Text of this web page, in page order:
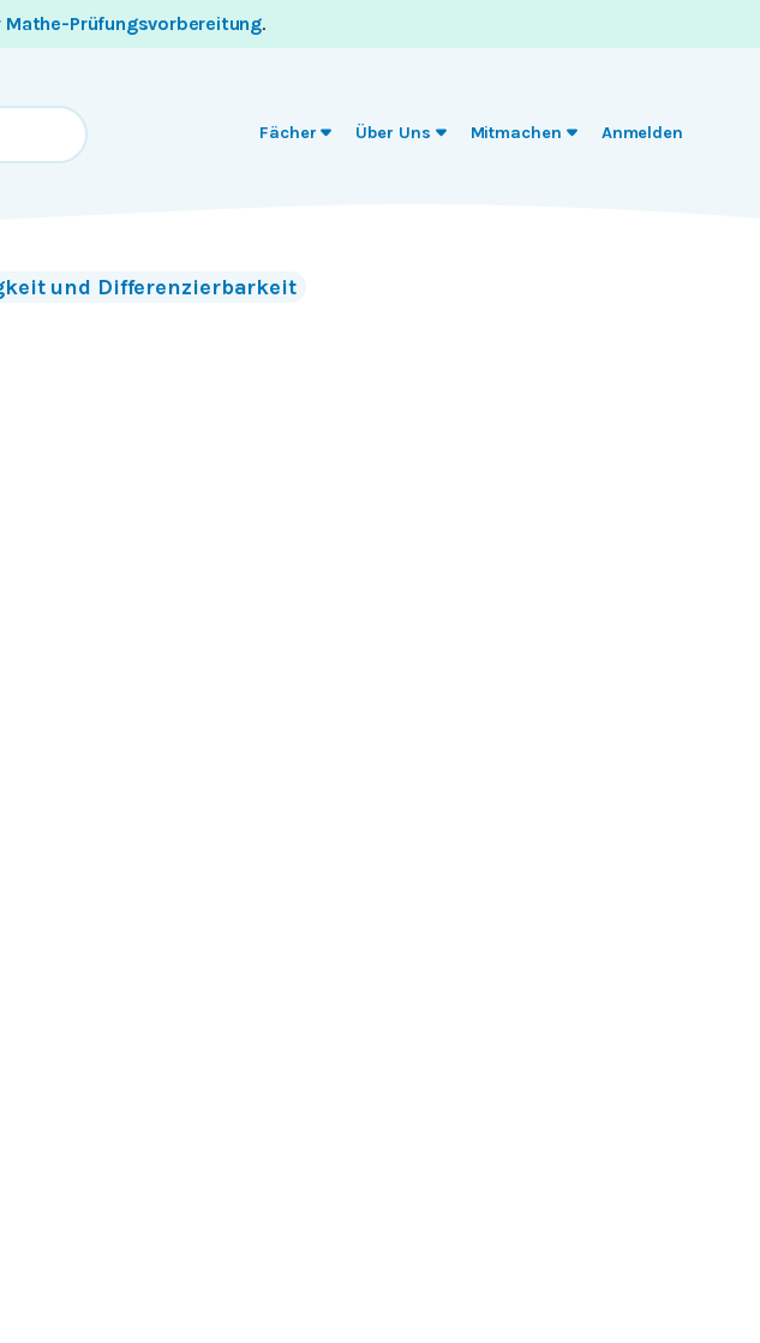
Mathe-Prüfungsvorbereitung.
Fächer Über Uns Mitmachen Anmelden
und Differenzierbarkeit